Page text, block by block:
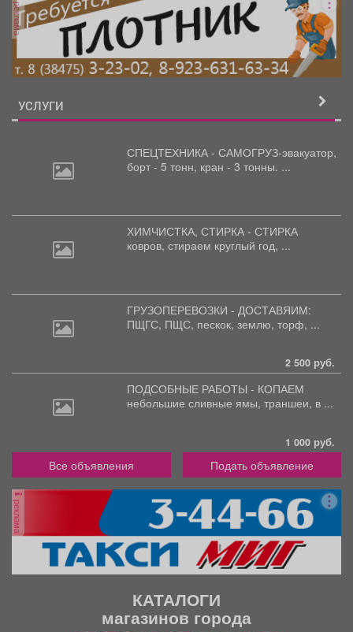
реклама
УСЛУГИ
СПЕЦТЕХНИКА - САМОГРУЗ-эвакуатор,
борт - 5 тонн, кран - 3 тонны. ...
ХИМЧИСТКА, СТИРКА - СТИРКА
ковров, стираем круглый год, ...
ГРУЗОПЕРЕВОЗКИ - ДОСТАВЯИМ:
ПЩГС, ПЩС, пескок, землю, торф, ...
2 500 руб.
ПОДСОБНЫЕ РАБОТЫ - КОПАЕМ
небольшие сливные ямы, траншеи, в ...
1 000 руб.
Все объявления Подать объявление
реклама
КАТАЛОГИ
магазинов города